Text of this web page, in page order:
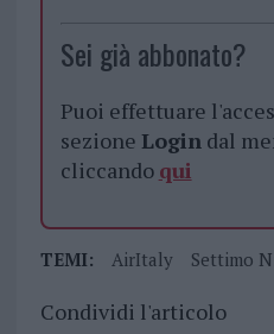
Sei già abbonato?
Puoi effettuare
sezione Logindal
cliccando qui
TEMI: AirItaly Settimo
Condividi l'articolo